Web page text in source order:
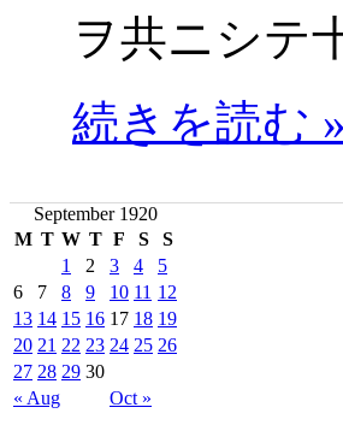
ヲ共ニシテ
続きを読む »
September 1920
M T W T F S S
« Aug Oct »
1 2 3 4
5
6
7 8 9 10 11 12
13 14 15 16 17 18 19
20 21 22 23 24 25 26
27 28 29 30